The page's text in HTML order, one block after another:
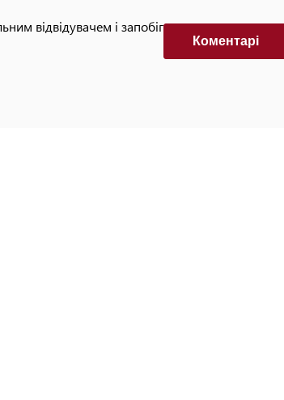
відвідувачем і запобігти автоматизованим
Коментарi